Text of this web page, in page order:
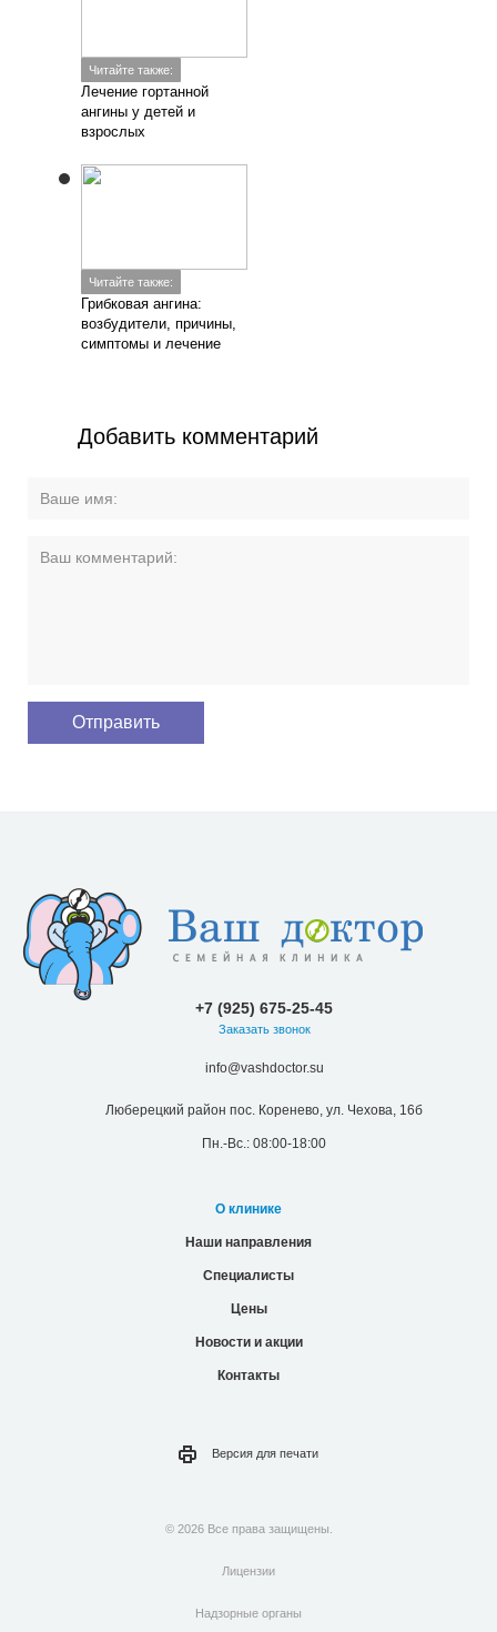
Читайте также:
Лечение гортанной
ангины у детей и
взрослых
Читайте также:
Грибковая ангина:
возбудители, причины,
симптомы и лечение
Добавить комментарий
+7 (925) 675-25-45
Заказать звонок
info@vashdoctor.su
Люберецкий район пос. Коренево, ул. Чехова, 16б
Пн.-Вс.: 08:00-18:00
О клинике
Наши направления
Специалисты
Цены
Новости и акции
Контакты
Версия для печати
© 2026 Все права защищены.
Лицензии
Надзорные органы